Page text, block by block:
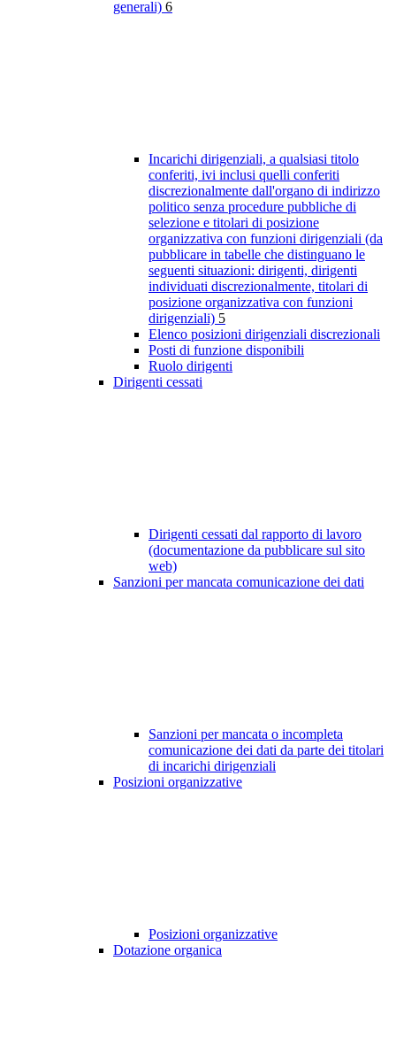
generali) 6
Incarichi dirigenziali, a qualsiasi titolo
conferiti, ivi inclusi quelli conferiti
discrezionalmente dall'organo di indirizzo
politico senza procedure pubbliche di
selezione e titolari di posizione
organizzativa con funzioni dirigenziali (da
pubblicare in tabelle che distinguano le
seguenti situazioni: dirigenti, dirigenti
individuati discrezionalmente, titolari di
posizione organizzativa con funzioni
dirigenziali) 5
Elenco posizioni dirigenziali discrezionali
Posti di funzione disponibili
Ruolo dirigenti
Dirigenti cessati
Dirigenti cessati dal rapporto di lavoro
(documentazione da pubblicare sul sito
web)
Sanzioni per mancata comunicazione dei dati
Sanzioni per mancata o incompleta
comunicazione dei dati da parte dei titolari
di incarichi dirigenziali
Posizioni organizzative
Posizioni organizzative
Dotazione organica